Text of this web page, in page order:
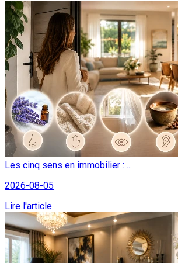
Les cinq sens en immobilier : ...
2026-08-05
Lire l'article